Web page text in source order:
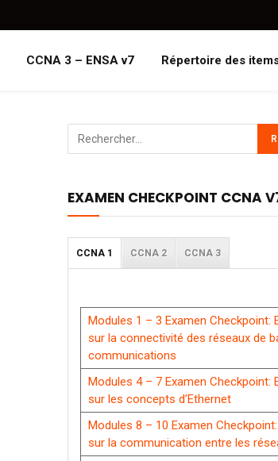
CCNA 3 – ENSA v7 Répertoire des
EXAMEN CHECKPOINT CCNA
CCNA 1 CCNA 2 CCNA 3
Modules 1 – 3 Examen Checkpoint:
sur la connectivité des réseaux de
communications
Modules 4 – 7 Examen Checkpoint:
sur les concepts d’Ethernet
Modules 8 – 10 Examen
sur la communication entre les